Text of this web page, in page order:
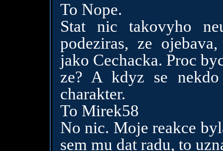
To Nope.
Stat nic takovyho
podeziras, ze
jako Cechacka. Proc
ze? A kdyz se
charakter.
To Mirek58
No nic. Moje reakce
sem mu dat radu, to